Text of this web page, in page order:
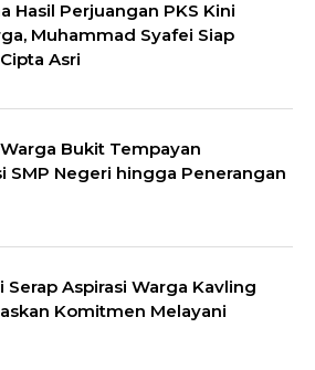
Hasil Perjuangan PKS Kini
Muhammad Syafei Siap
Asri
Bukit Tempayan
SMP Negeri hingga Penerangan
Aspirasi Warga Kavling
Komitmen Melayani